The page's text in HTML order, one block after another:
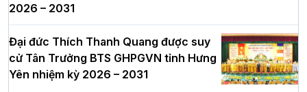
2026 – 2031
Đại đức Thích Thanh Quang được suy
cử Tân Trưởng BTS GHPGVN tỉnh Hưng
Yên nhiệm kỳ 2026 – 2031